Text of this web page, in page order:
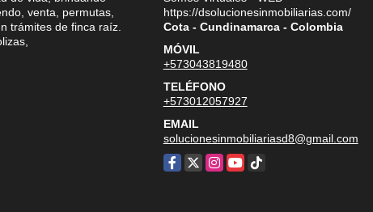
venta, permutas,
trámites de finca raíz.
https://dsolucionesinmobiliarias.com/
Cota - Cundinamarca - Colombia
MÓVIL
+573043819480
TELÉFONO
+573012057927
EMAIL
solucionesinmobiliariasd8@gmail.com
Facebook
X Instagram
YouTube
TikTok